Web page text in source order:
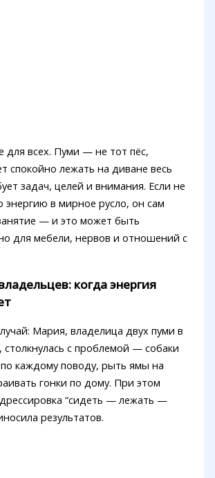
для всех. Пуми — не тот пёс,
спокойно лежать на диване весь
задач, целей и внимания. Если не
энергию в мирное русло, он сам
— и это может быть
для мебели, нервов и отношений с
когда энергия
Мария, владелица двух пуми в
с проблемой — собаки
каждому поводу, рыть ямы на
гонки по дому. При этом
дрессировка “сидеть — лежать —
результатов.